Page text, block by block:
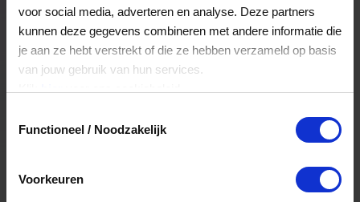
voor social media, adverteren en analyse. Deze partners
kunnen deze gegevens combineren met andere informatie die
je aan ze hebt verstrekt of die ze hebben verzameld op basis
van jouw gebruik van hun services.
Functioneel / Noodzakelijk
Voorkeuren